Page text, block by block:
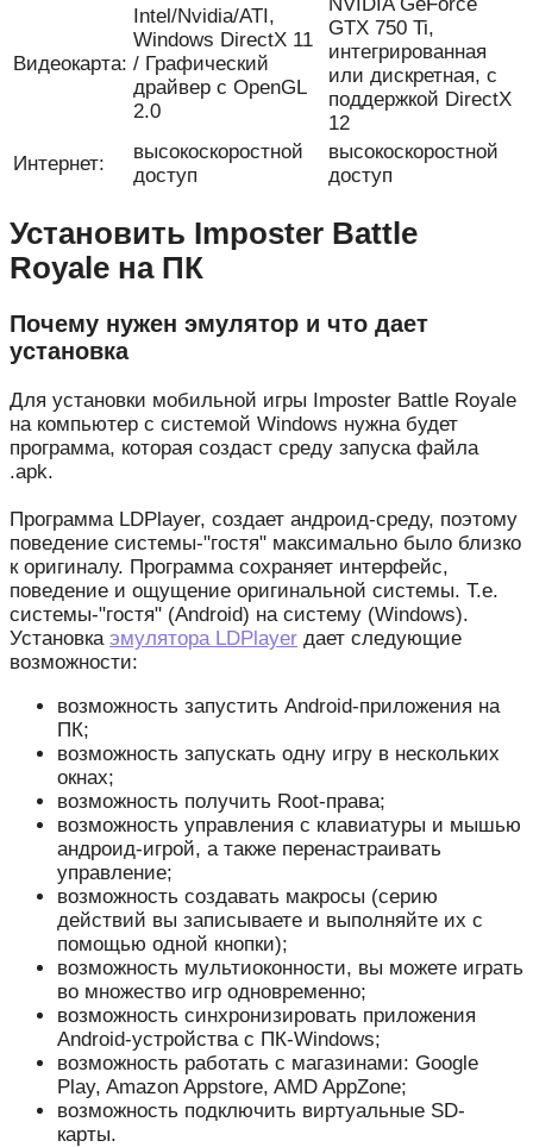
Видеокарта:
Intel/Nvidia/ATI,
Windows DirectX 11
/ Графический
драйвер с OpenGL
2.0
GTX 750 Ti,
интегрированная
или дискретная, с
поддержкой DirectX
12
Интернет:
высокоскоростной
доступ
высокоскоростной
доступ
Установить Imposter Battle
Royale на ПК
Почему нужен эмулятор и что дает
установка
Для установки мобильной игры Imposter Battle Royale
на компьютер с системой Windows нужна будет
программа, которая создаст среду запуска файла
.apk.
Программа LDPlayer, создает андроид-среду, поэтому
поведение системы-"гостя" максимально было близко
к оригиналу. Программа сохраняет интерфейс,
поведение и ощущение оригинальной системы. Т.е.
системы-"гостя" (Android) на систему (Windows).
Установка эмулятора LDPlayer дает следующие
возможности:
возможность запустить Android-приложения на
ПК;
возможность запускать одну игру в нескольких
окнах;
возможность получить Root-права;
возможность управления с клавиатуры и мышью
андроид-игрой, а также перенастраивать
управление;
возможность создавать макросы (серию
действий вы записываете и выполняйте их с
помощью одной кнопки);
возможность мультиоконности, вы можете играть
во множество игр одновременно;
возможность синхронизировать приложения
Android-устройства с ПК-Windows;
возможность работать с магазинами: Google
Play, Amazon Appstore, AMD AppZone;
возможность подключить виртуальные SD-
карты.